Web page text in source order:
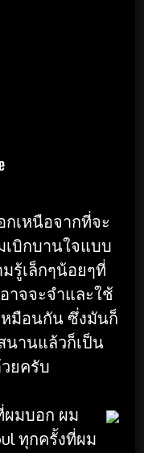
กเหนือจากที่จะ
เบิกบานใจแบบ
รู้เล็กๆน้อยๆที่
าจจะจำและใช้
มือนกัน ซึ่งมันก็
นานแล้วก็เป็น
ยครับ
ผมบอก ผม
ทุกครั้งที่ผม